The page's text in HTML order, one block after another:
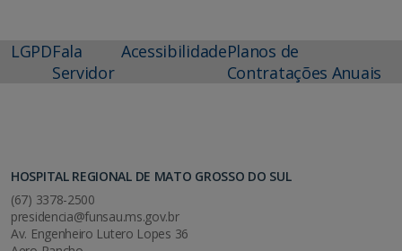
LGPDFala
Servidor
AcessibilidadePlanos de
Contratações Anuais
HOSPITAL REGIONAL DE MATO GROSSO DO SUL
(67) 3378-2500
presidencia@funsau.ms.gov.br
Av. Engenheiro Lutero Lopes 36